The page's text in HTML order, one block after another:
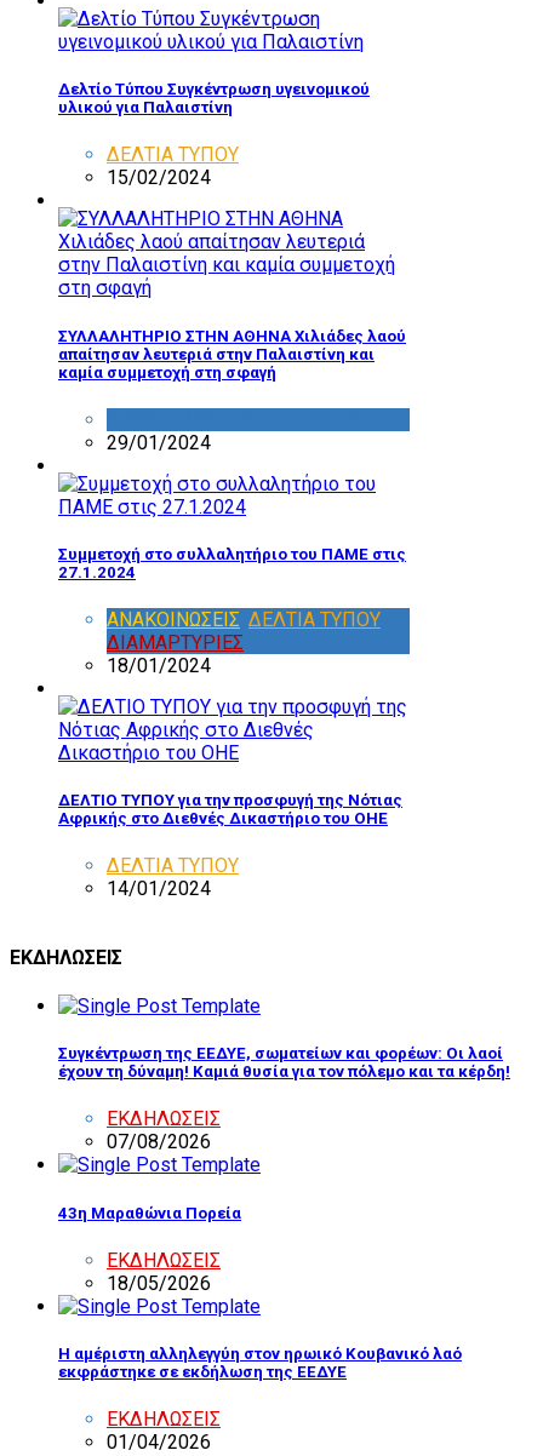
Δελτίο Τύπου Συγκέντρωση υγεινομικού
υλικού για Παλαιστίνη
ΔΕΛΤΙΑ ΤΥΠΟΥ
15/02/2024
ΣΥΛΛΑΛΗΤΗΡΙΟ ΣΤΗΝ ΑΘΗΝΑ Χιλιάδες λαού
απαίτησαν λευτεριά στην Παλαιστίνη και
καμία συμμετοχή στη σφαγή
29/01/2024
Συμμετοχή στο συλλαλητήριο του ΠΑΜΕ στις
27.1.2024
ΑΝΑΚΟΙΝΩΣΕΙΣ ΔΕΛΤΙΑ ΤΥΠΟΥ
ΔΙΑΜΑΡΤΥΡΙΕΣ
18/01/2024
ΔΕΛΤΙΟ ΤΥΠΟΥ για την προσφυγή της Νότιας
Αφρικής στο Διεθνές Δικαστήριο του ΟΗΕ
ΔΕΛΤΙΑ ΤΥΠΟΥ
14/01/2024
ΕΚΔΗΛΩΣΕΙΣ
Συγκέντρωση της ΕΕΔΥΕ, σωματείων και φορέων: Οι λαοί
έχουν τη δύναμη! Καμιά θυσία για τον πόλεμο και τα κέρδη!
ΕΚΔΗΛΩΣΕΙΣ
07/08/2026
43η Μαραθώνια Πορεία
ΕΚΔΗΛΩΣΕΙΣ
18/05/2026
Η αμέριστη αλληλεγγύη στον ηρωικό Κουβανικό λαό
εκφράστηκε σε εκδήλωση της ΕΕΔΥΕ
ΕΚΔΗΛΩΣΕΙΣ
01/04/2026